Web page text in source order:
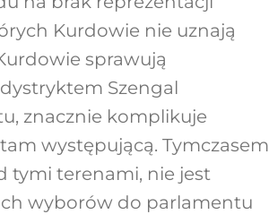
Kurdowie nie uznają
sprawują
Szengal
znacznie komplikuje
występującą. Tymczasem
tymi terenami, nie jest
wyborów do parlamentu